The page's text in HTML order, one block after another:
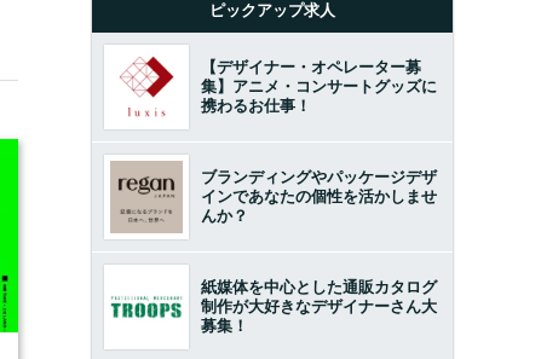
ピックアップ求人
【デザイナー・オペレーター募
集】アニメ・コンサートグッズに
携わるお仕事！
ブランディングやパッケージデザ
インであなたの個性を活かしませ
んか？
紙媒体を中心とした通販カタログ
制作が大好きなデザイナーさん大
募集！